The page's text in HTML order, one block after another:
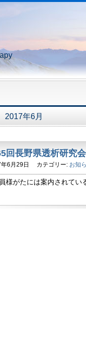
2017年6月
回長野県透析研究
6月29日 カテゴリー: お知
様がたには案内されて
松本市キッセイ文化ホー